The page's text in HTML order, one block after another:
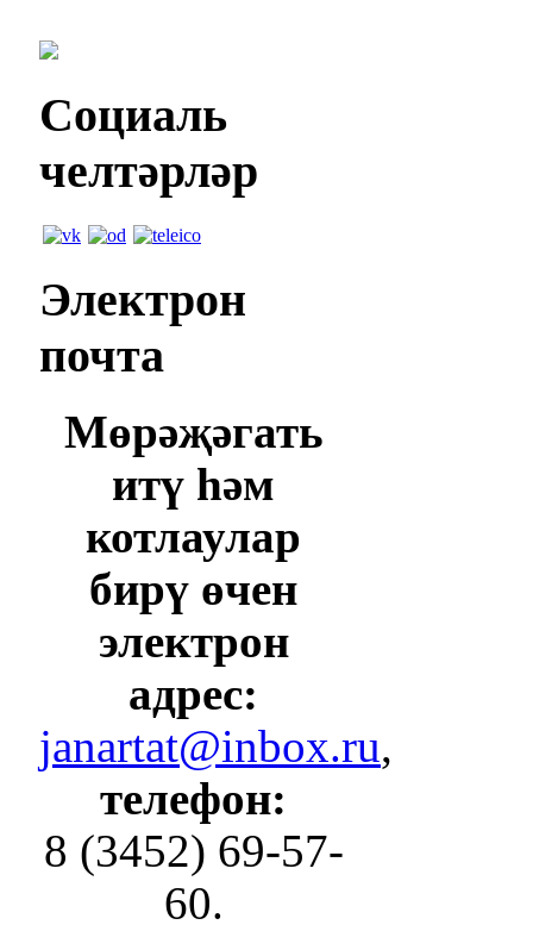
Социаль
челтәрләр
Электрон
почта
Мөрәҗәгать
итү һәм
котлаулар
бирү өчен
электрон
адрес:
janartat@inbox.ru,
телефон:
8 (3452) 69-57-
60.